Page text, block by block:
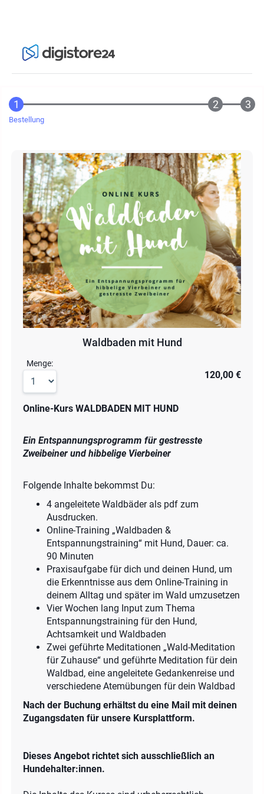
Bestellung
Waldbaden mit Hund
Menge:
120,00 €
Online-Kurs WALDBADEN MIT HUND
Ein Entspannungsprogramm für gestresste
Zweibeiner und hibbelige Vierbeiner
Folgende Inhalte bekommst Du:
4 angeleitete Waldbäder als pdf zum
Ausdrucken.
Online-Training „Waldbaden &
Entspannungstraining“ mit Hund, Dauer: ca.
90 Minuten
Praxisaufgabe für dich und deinen Hund, um
die Erkenntnisse aus dem Online-Training in
deinem Alltag und später im Wald umzusetzen
Vier Wochen lang Input zum Thema
Entspannungstraining für den Hund,
Achtsamkeit und Waldbaden
Zwei geführte Meditationen „Wald-Meditation
für Zuhause“ und geführte Meditation für dein
Waldbad, eine angeleitete Gedankenreise und
verschiedene Atemübungen für dein Waldbad
Nach der Buchung erhältst du eine Mail mit deinen
Zugangsdaten für unsere Kursplattform.
Dieses Angebot richtet sich ausschließlich an
Hundehalter:innen.